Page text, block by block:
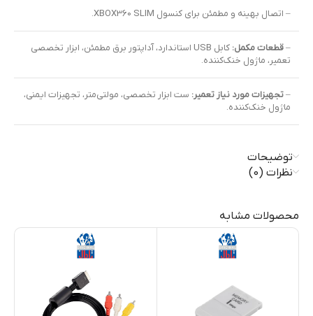
– اتصال بهینه و مطمئن برای کنسول XBOX360 SLIM.
–قطعات مکمل:
کابل USB استاندارد، آداپتور برق مطمئن، ابزار تخصصی
تعمیر، ماژول خنک‌کننده.
–تجهیزات مورد نیاز تعمیر: ست ابزار تخصصی، مولتی‌متر، تجهیزات ایمنی،
ماژول خنک‌کننده.
توضیحات
نظرات (0)
محصولات مشابه